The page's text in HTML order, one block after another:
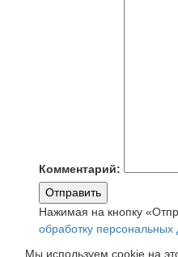
Комментарий:
Отправить
Нажимая на кнопку
обработку персональных
, Мы используем cookie на